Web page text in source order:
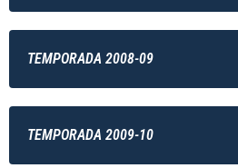
TEMPORADA 2008-09
TEMPORADA 2009-10